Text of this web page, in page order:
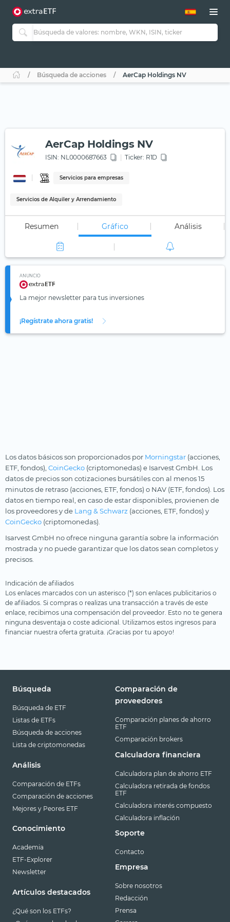
Búsqueda de acciones AerCap Holdings NV
AerCap Holdings NV
ISIN: NL0000687663 Ticker: R1D
Servicios para empresas
Servicios de Alquiler y Arrendamiento
Resumen Gráfico Análisis
ANUNCIO
La mejor newsletter para tus inversiones
¡Regístrate ahora gratis!
Los datos básicos son proporcionados por Morningstar (acciones,
ETF, fondos), CoinGecko (criptomonedas) e Isarvest GmbH. Los
datos de precios son cotizaciones bursátiles con al menos 15
minutos de retraso (acciones, ETF, fondos) o NAV (ETF, fondos). Los
datos en tiempo real, en caso de estar disponibles, provienen de
los proveedores y de Lang & Schwarz (acciones, ETF, fondos) y
CoinGecko (criptomonedas).
Isarvest GmbH no ofrece ninguna garantía sobre la información
mostrada y no puede garantizar que los datos sean completos y
precisos.
Indicación de afiliados
Los enlaces marcados con un asterisco (*) son enlaces publicitarios o
de afiliados. Si compras o realizas una transacción a través de este
enlace, recibimos una compensación del proveedor. Esto no te genera
ninguna desventaja o coste adicional. Utilizamos estos ingresos para
financiar nuestra oferta gratuita. ¡Gracias por tu apoyo!
Búsqueda
Búsqueda de ETF
Listas de ETFs
Búsqueda de acciones
Lista de criptomonedas
Análisis
Comparación de ETFs
Comparación de acciones
Mejores y Peores ETF
Conocimiento
Academia
ETF-Explorer
Newsletter
Artículos destacados
¿Qué son los ETFs?
Comparación de
proveedores
Comparación planes de ahorro
ETF
Comparación brokers
Calculadora financiera
Calculadora plan de ahorro ETF
Calculadora retirada de fondos
ETF
Calculadora interés compuesto
Calculadora inflación
Soporte
Contacto
Empresa
Sobre nosotros
Redacción
Prensa